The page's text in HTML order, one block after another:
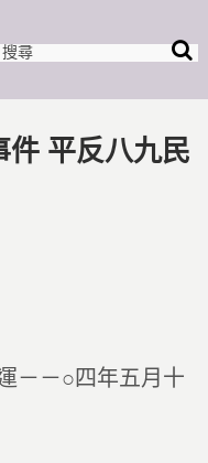
件 平反八九民
－－○四年五月十